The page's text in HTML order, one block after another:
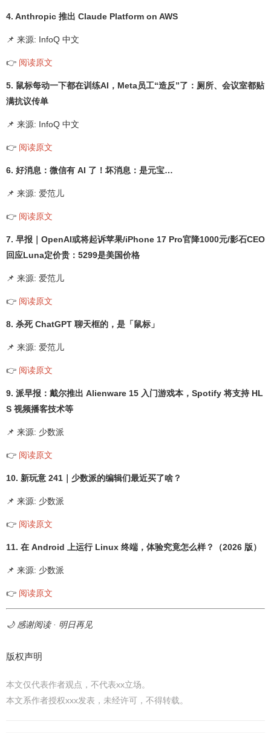
4. Anthropic 推出 Claude Platform on AWS
📌 来源: InfoQ 中文
👉 阅读原文
5. 鼠标每动一下都在训练AI，Meta员工“造反”了：厕所、会议室都贴
满抗议传单
📌 来源: InfoQ 中文
👉 阅读原文
6. 好消息：微信有 AI 了！坏消息：是元宝…
📌 来源: 爱范儿
👉 阅读原文
7. 早报｜OpenAI或将起诉苹果/iPhone 17 Pro官降1000元/影石CEO
回应Luna定价贵：5299是美国价格
📌 来源: 爱范儿
👉 阅读原文
8. 杀死 ChatGPT 聊天框的，是「鼠标」
📌 来源: 爱范儿
👉 阅读原文
9. 派早报：戴尔推出 Alienware 15 入门游戏本，Spotify 将支持 HL
S 视频播客技术等
📌 来源: 少数派
👉 阅读原文
10. 新玩意 241｜少数派的编辑们最近买了啥？
📌 来源: 少数派
👉 阅读原文
11. 在 Android 上运行 Linux 终端，体验究竟怎么样？（2026 版）
📌 来源: 少数派
👉 阅读原文
🌙 感谢阅读 · 明日再见
版权声明
本文仅代表作者观点，不代表xx立场。
本文系作者授权xxx发表，未经许可，不得转载。